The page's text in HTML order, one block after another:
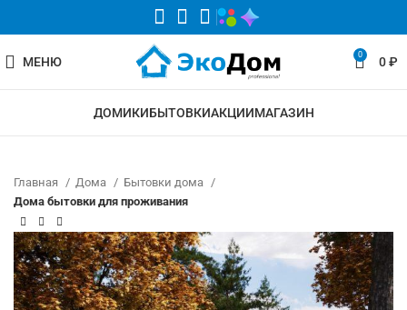
МЕНЮ 0 0₽
ДОМИКИБЫТОВКИАКЦИИМАГАЗИН
Главная Дома
Бытовки дома
Дома бытовки для проживания